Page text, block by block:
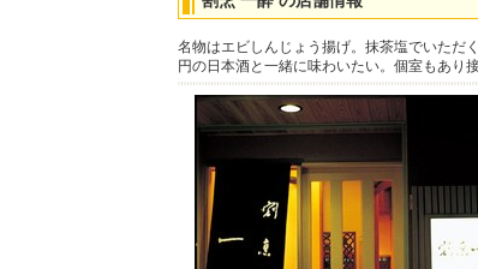
名物はエビしんじょう揚げ。抹茶塩でいただ
円の日本酒と一緒に味わいたい。個室もあり